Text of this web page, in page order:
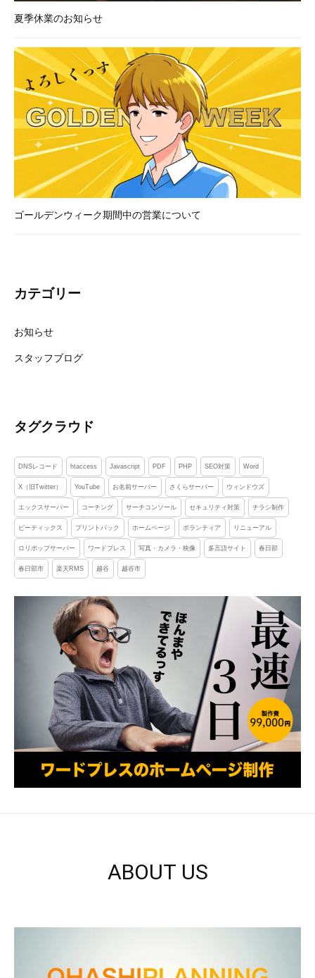
ど
W
関
る
悩
は
気
に
夏季休業のお知らせ
ゴールデンウィーク期間中の営業について
カテゴリー
お知らせ
スタッフブログ
タグクラウド
DNSレコード htaccess Javascript PDF PHP SEO対策 Word
X（旧Twitter） YouTube お名前サーバー さくらサーバー ウィンドウズ
エックスサーバー コーチング サーチコンソール セキュリティ対策 チラシ制作
ピーティックス プリントパック ホームページ ボランティア リニューアル
ロリポップサーバー ワードプレス 写真・カメラ・映像 多言語サイト 春日部
春日部市 楽天RMS 越谷 越谷市
ABOUT US